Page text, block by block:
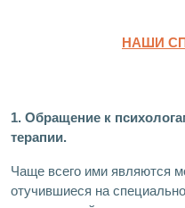
НАШИ
1. Обращение к
терапии.
Чаще всего ими являются
отучившиеся на